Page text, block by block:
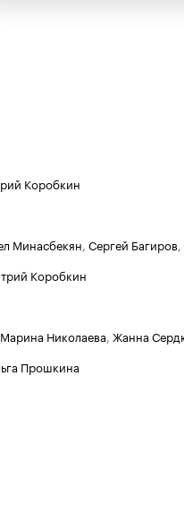
Коробкин
Минасбекян, Сергей Багиров,
Коробкин
Марина Николаева, Жанна
Прошкина